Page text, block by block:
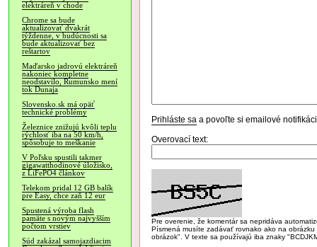
elektráreň v chode
Chrome sa bude
aktualizovať dvakrát
týždenne, v budúcnosti sa
bude aktualizovať bez
reštartov
Maďarsko jadrovú elektráreň
nakoniec kompletne
neodstavilo, Rumunsko mení
tok Dunaja
Slovensko.sk má opäť
technické problémy
Železnice znižujú kvôli teplu
rýchlosť iba na 50 km/h,
spôsobuje to meškanie
V Poľsku spustili takmer
gigawatthodinové úložisko,
z LiFePO4 článkov
Telekom pridal 12 GB balík
pre Easy, chce zaň 12 eur
Spustená výroba flash
pamäte s novým najvyšším
počtom vrstiev
Súd zakázal samojazdiacim
Prihláste sa a povoľte si emailové
Overovací text:
Pre overenie, že komentár sa nepridáva
Písmená musíte zadávať rovnako ako na
obrázok". V texte sa používajú iba znaky